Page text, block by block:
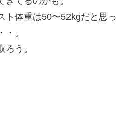
ト体重は50〜52kgだと思っ
。
う。